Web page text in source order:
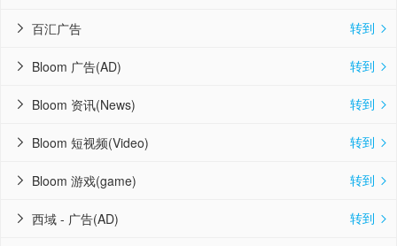
百汇广告
 转到 
Bloom 广告(AD)
 转到 
Bloom 资讯(News)
 转到 
Bloom 短视频(Video)
 转到 
Bloom 游戏(game)
 转到 
西域 - 广告(AD)
 转到 